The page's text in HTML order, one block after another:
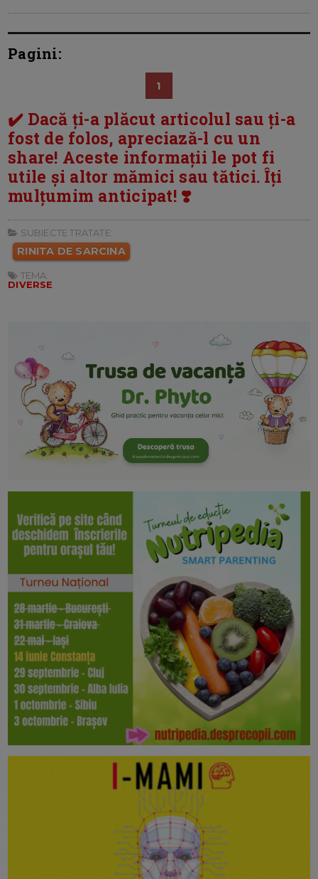
Pagini:
1
✔️ Dacă ți-a plăcut articolul sau ți-a
fost de folos, apreciază-l cu un
share! Aceste informații le pot fi
utile și altor mămici sau tătici. Îți
mulțumim anticipat! ❣️
SUBIECTE TRATATE:
RINITA DE SARCINA
TEMA:
DIVERSE